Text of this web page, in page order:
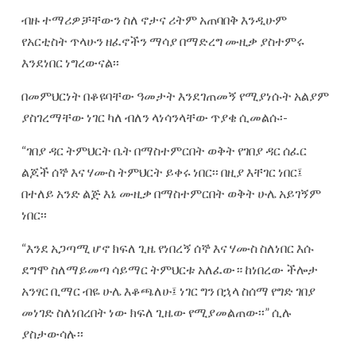
ብዙ ተማሪዎቻቸውን ስለ ኖታና ሪትም አጠባበቅ እንዲሁም
የአርቲስት ጥላሁን ዘፈኖችን ማሳያ በማድረግ ሙዚቃ ያስተምሩ
እንደነበር ነግረውናል፡፡
በመምህርነት በቆዩባቸው ዓመታት እንደገጠመኝ የሚያነሱት አልያም
ያስገረማቸው ነገር ካለ ብለን ላነሳንላቸው ጥያቄ ሲመልሱ፡-
“ገበያ ዳር ትምህርት ቤት በማስተምርበት ወቅት የገበያ ዳር ሰፈር
ልጆች ሰኞ እና ሃሙስ ትምህርት ይቀሩ ነበር፡፡ በዚያ እቸገር ነበር፤
በተለይ አንድ ልጅ እኔ ሙዚቃ በማስተምርበት ወቅት ሁሌ አይገኝም
ነበር፡፡
“እንደ አጋጣሚ ሆኖ ክፍለ ጊዜ የነበረኝ ሰኞ እና ሃሙስ ስለነበር እሱ
ደግሞ ስለማይመጣ ሳይማር ትምህርቱ አለፈው። ከነበረው ችሎታ
አንፃር ቢማር ብዬ ሁሌ እቆጫለሁ፤ ነገር ግን በኋላ ስሰማ የግድ ገበያ
መነገድ ስለነበረበት ነው ክፍለ ጊዜው የሚያመልጠው፡፡” ሲሉ
ያስታውሳሉ፡፡